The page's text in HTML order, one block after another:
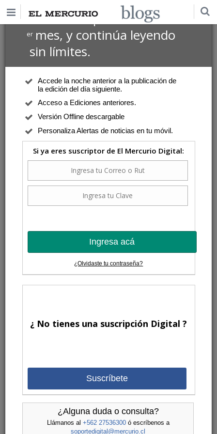
Suscríbete por $1 USD
ermes, y continúa leyendo
sin límites.
Accede la noche anterior a la publicación de
la edición del día siguiente.
Acceso a Ediciones anteriores.
Versión Offline descargable
Personaliza Alertas de noticias en tu móvil.
Si ya eres suscriptor de El Mercurio Digital:
Ingresa acá
¿Olvidaste tu contraseña?
¿ No tienes una suscripción Digital ?
Suscríbete
¿Alguna duda o consulta?
Llámanos al +562 27536300ó escríbenos a
soportedigital@mercurio.cl